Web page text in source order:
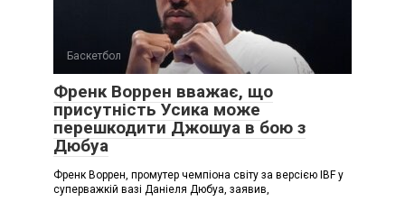
Баскетбол
Френк Воррен вважає, що
присутність Усика може
перешкодити Джошуа в бою з
Дюбуа
Френк Воррен, промутер чемпіона світу за версією IBF у
суперважкій вазі Даніеля Дюбуа, заявив,